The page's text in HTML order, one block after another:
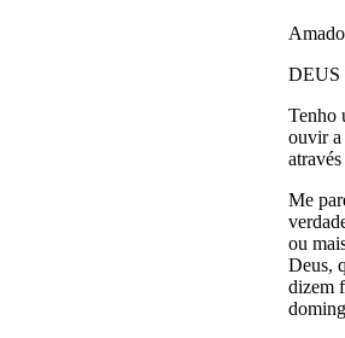
Tenho
ouvir a
Me
ou
Deus,
dizem